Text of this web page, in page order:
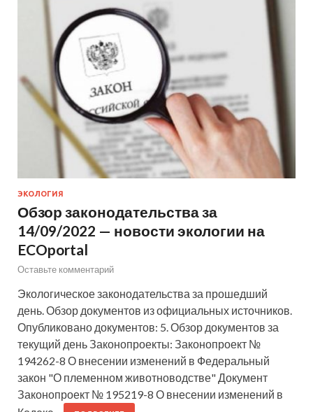
ЭКОЛОГИЯ
Обзор законодательства за
14/09/2022 — новости экологии на
ECOportal
Оставьте комментарий
Экологическое законодательства за прошедший
день. Обзор документов из официальных источников.
Опубликовано документов: 5. Обзор документов за
текущий день Законопроекты: Законопроект №
194262-8 О внесении изменений в Федеральный
закон "О племенном животноводстве" Документ
Законопроект № 195219-8 О внесении изменений в